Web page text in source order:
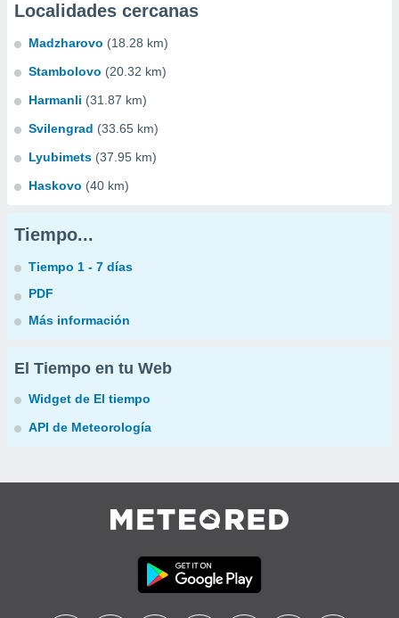
Localidades cercanas
Madzharovo (18.28 km)
Stambolovo (20.32 km)
Harmanli (31.87 km)
Svilengrad (33.65 km)
Lyubimets (37.95 km)
Haskovo (40 km)
Tiempo...
Tiempo 1 - 7 días
PDF
Más información
El Tiempo en tu Web
Widget de El tiempo
API de Meteorología